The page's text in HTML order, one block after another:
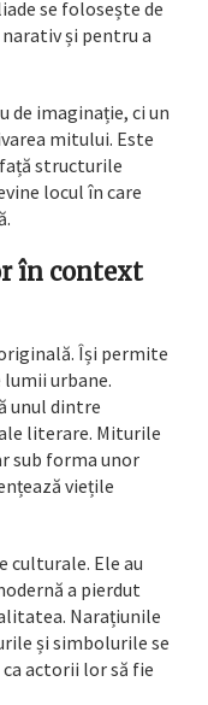
se folosește de
și pentru a
de imaginație, ci un
mitului. Este
structurile
locul în care
în context
Își permite
urbane.
unul dintre
literare. Miturile
sub forma unor
viețile
culturale. Ele au
a pierdut
Narațiunile
și simbolurile se
actorii lor să fie